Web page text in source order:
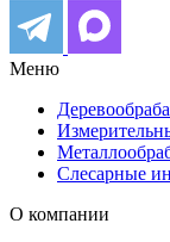
Меню
Слесарные
О компании